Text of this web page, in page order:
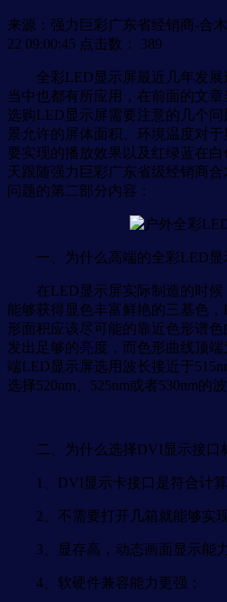
来源：强力巨彩广东省经销商-合
22 09:00:45 点击数： 389
全彩LED显示屏最近几年发展
当中也都有所应用，在前面的文
选购LED显示屏需要注意的几个
景允许的屏体面积、环境温度对
要实现的播放效果以及红绿蓝在
天跟随强力巨彩广东省级经销商
问题的第二部分内容：
一、为什么高端的全彩LED显
在LED显示屏实际制造的时候
能够获得显色丰富鲜艳的三基色
形面积应该尽可能的靠近色形谱
发出足够的亮度，而色形曲线顶
端LED显示屏选用波长接近于
选择520nm、525nm或者530nm的
二、为什么选择DVI显示接口
1、DVI显示卡接口是符合计算
2、不需要打开几箱就能够实现
3、显存高，动态画面显示能力
4、软硬件兼容能力更强；